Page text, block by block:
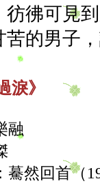
彷彿可見
苦的男子
淚》
融
驀然回首（